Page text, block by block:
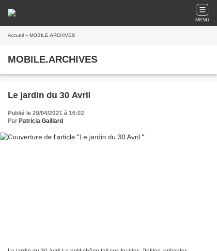
MENU
Accueil » MOBILE.ARCHIVES
MOBILE.ARCHIVES
Le jardin du 30 Avril
Publié le 29/04/2021 à 16:02
Par Patricia Gaillard